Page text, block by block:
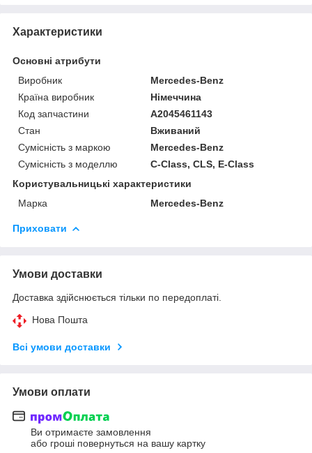
Характеристики
Основні атрибути
Виробник
Mercedes-Benz
Країна виробник
Німеччина
Код запчастини
A2045461143
Стан
Вживаний
Сумісність з маркою
Mercedes-Benz
Сумісність з моделлю
C-Class, CLS, E-Class
Користувальницькі характеристики
Марка
Mercedes-Benz
Приховати
Умови доставки
Доставка здійснюється тільки по передоплаті.
Нова Пошта
Всі умови доставки
Умови оплати
Ви отримаєте замовлення
або гроші повернуться на вашу картку